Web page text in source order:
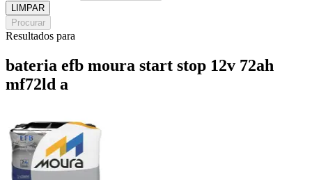
LIMPAR
Procurar
Resultados para
bateria efb moura start stop 12v 72ah
mf72ld a